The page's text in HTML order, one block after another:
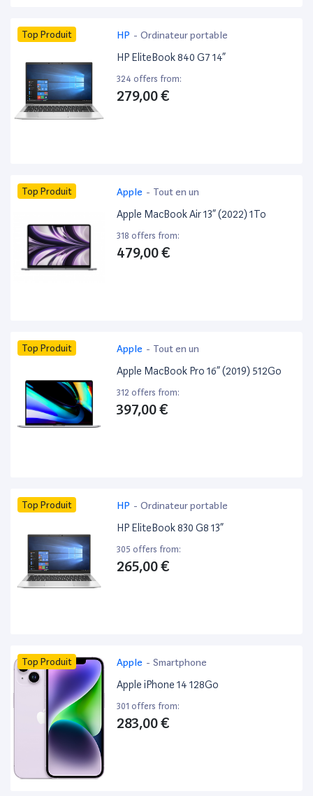
Top Produit HP - Ordinateur portable
HP EliteBook 840 G7 14”
324 offers from:
279,00 €
Top Produit Apple - Tout en un
Apple MacBook Air 13” (2022) 1To
318 offers from:
479,00 €
Top Produit Apple - Tout en un
Apple MacBook Pro 16” (2019) 512Go
312 offers from:
397,00 €
Top Produit HP - Ordinateur portable
HP EliteBook 830 G8 13”
305 offers from:
265,00 €
Top Produit Apple - Smartphone
Apple iPhone 14 128Go
301 offers from:
283,00 €